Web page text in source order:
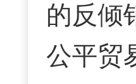
的反倾
公平贸